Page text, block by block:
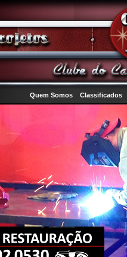
Quem Somos Classificados